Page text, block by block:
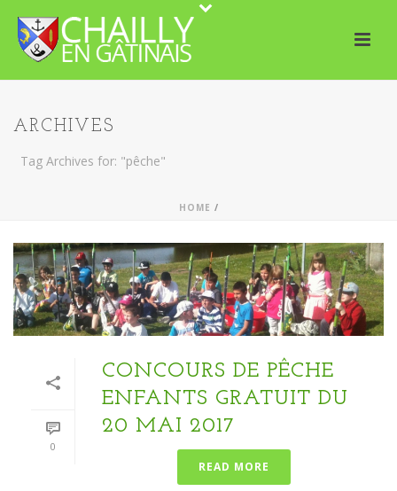
ARCHIVES
Tag Archives for: "pêche"
HOME /
0
CONCOURS DE PÊCHE
ENFANTS GRATUIT DU
20 MAI 2017
READ MORE